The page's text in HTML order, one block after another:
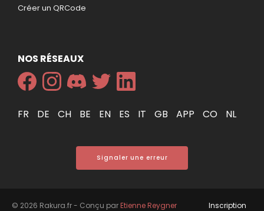
Créer un QRCode
NOS RÉSEAUX
FR DE CH BE EN ES IT GB APP CO NL
Signaler une erreur
© 2026 Rakura.fr - Conçu parEtienne Reygner Inscription